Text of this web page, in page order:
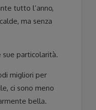
tutto l’anno,
ma senza
sue particolarità.
migliori per
ci sono meno
bella.